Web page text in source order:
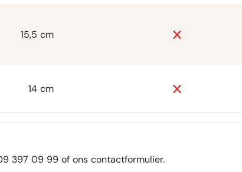
15,5 cm
14 cm
397 09 99 of ons contactformulier.